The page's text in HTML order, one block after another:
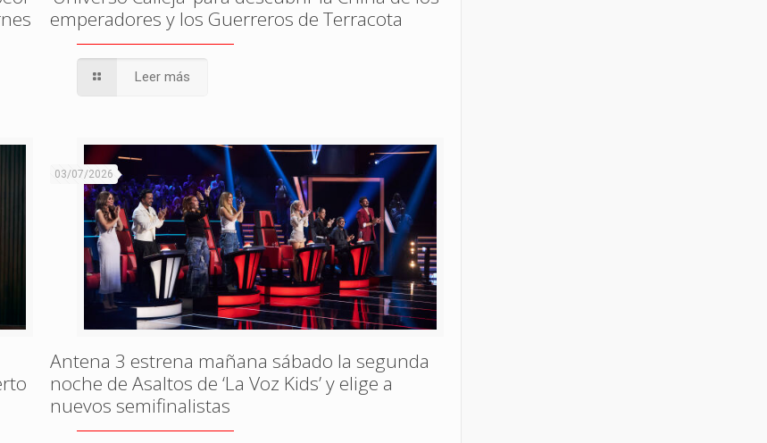
emperadores y los Guerreros de Terracota
Leer más
03/07/2026
Antena 3 estrena mañana sábado la segunda
noche de Asaltos de ‘La Voz Kids’ y elige a
nuevos semifinalistas